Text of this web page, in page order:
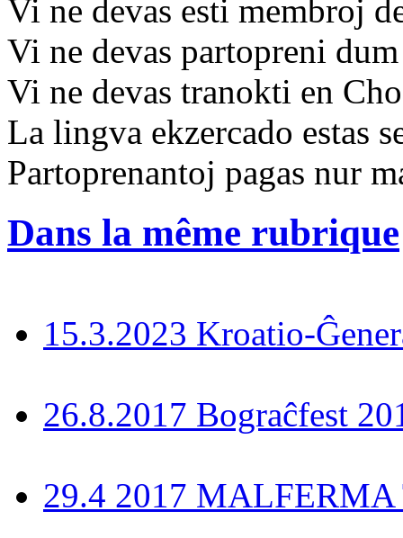
Vi ne devas esti membroj
Vi ne devas partopreni
Vi ne devas tranokti en
La lingva ekzercado estas
Partoprenantoj pagas nur
Dans la même rubrique
15.3.2023 Kroatio-
26.8.2017 Bograĉfest
29.4 2017